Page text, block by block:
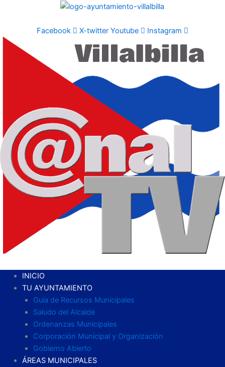
Facebook X-twitter Youtube Instagram
INICIO
TU AYUNTAMIENTO
Guía de Recursos Municipales
Saludo del Alcalde
Ordenanzas Municipales
Corporación Municipal y Organización
Gobierno Abierto
ÁREAS MUNICIPALES